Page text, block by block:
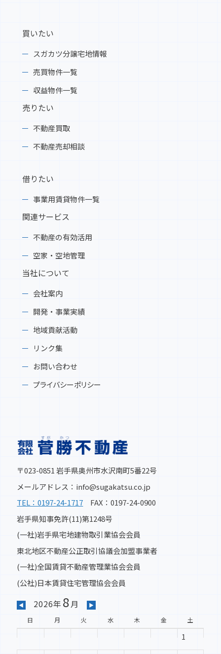
買いたい
スガカツ分譲宅地情報
売買物件一覧
収益物件一覧
売りたい
不動産買取
不動産売却相談
借りたい
事業用賃貸物件一覧
関連サービス
不動産の有効活用
空家・空地管理
当社について
会社案内
開発・事業実績
地域貢献活動
リンク集
お問い合わせ
プライバシーポリシー
〒023-0851 岩手県奥州市水沢南町5番22号
メールアドレス：info@sugakatsu.co.jp
TEL：0197-24-1717 FAX：0197-24-0900
岩手県知事免許(11)第1248号
(一社)岩手県宅地建物取引業協会会員
東北地区不動産公正取引協議会加盟事業者
(一社)全国賃貸不動産管理業協会会員
(公社)日本賃貸住宅管理協会会員
◀ 2026年 8月 ▶
日 月 火 水 木 金 土
1